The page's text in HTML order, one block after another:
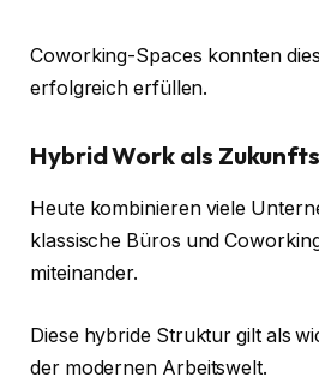
Coworking-Spaces konnten
erfolgreich erfüllen.
Hybrid Work als
Heute kombinieren viele
klassische Büros und
miteinander.
Diese hybride Struktur gilt als
der modernen Arbeitswelt.